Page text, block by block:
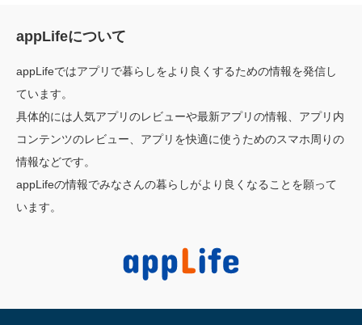
appLifeについて
appLifeではアプリで暮らしをより良くするための情報を発信し
ています。
具体的には人気アプリのレビューや最新アプリの情報、アプリ内
コンテンツのレビュー、アプリを快適に使うためのスマホ周りの
情報などです。
appLifeの情報でみなさんの暮らしがより良くなることを願って
います。